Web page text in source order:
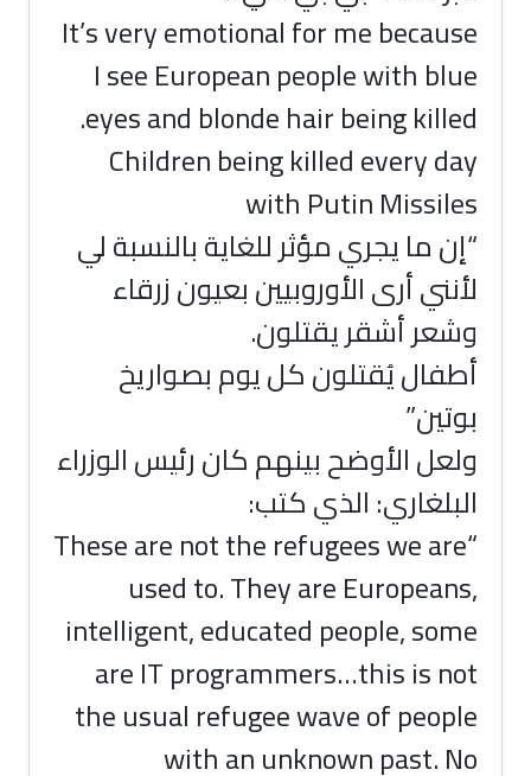
It’s very emotional for me because
I see European people with blue
eyes and blonde hair being killed.
Children being killed every day
with Putin Missiles
“إن ما يجري مؤثر للغاية بالنسبة لي
لأنني أرى الأوروبيين بعيون زرقاء
وشعر أشقر يقتلون.
أطفال يُقتلون كل يوم بصواريخ
بوتين”
ولعل الأوضح بينهم كان رئيس الوزراء
البلغاري: الذي كتب:
“These are not the refugees we are
used to. They are Europeans,
intelligent, educated people, some
are IT programmers…this is not
the usual refugee wave of people
with an unknown past. No